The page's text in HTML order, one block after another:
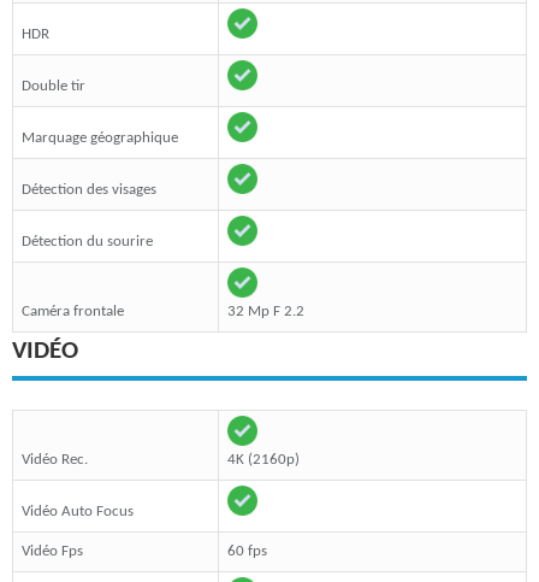
HDR
Double tir
Marquage géographique
Détection des visages
Détection du sourire
Caméra frontale 32 Mp F 2.2
VIDÉO
Vidéo Rec. 4K (2160p)
Vidéo Auto Focus
Vidéo Fps 60 fps